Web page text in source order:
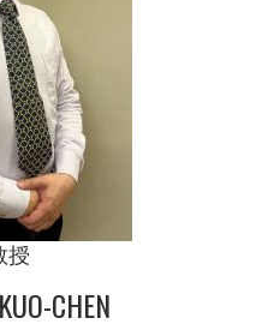
授
CHEN